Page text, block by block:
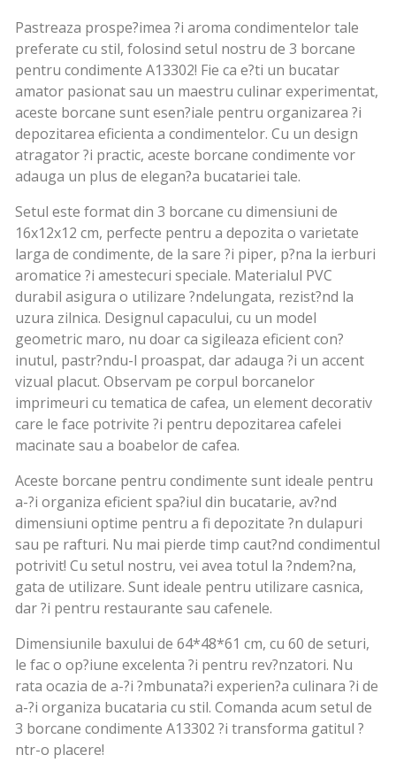
Pastreaza prospe?imea ?i aroma condimentelor tale
preferate cu stil, folosind setul nostru de 3 borcane
pentru condimente A13302! Fie ca e?ti un bucatar
amator pasionat sau un maestru culinar experimentat,
aceste borcane sunt esen?iale pentru organizarea ?i
depozitarea eficienta a condimentelor. Cu un design
atragator ?i practic, aceste borcane condimente vor
adauga un plus de elegan?a bucatariei tale.
Setul este format din 3 borcane cu dimensiuni de
16x12x12 cm, perfecte pentru a depozita o varietate
larga de condimente, de la sare ?i piper, p?na la ierburi
aromatice ?i amestecuri speciale. Materialul PVC
durabil asigura o utilizare ?ndelungata, rezist?nd la
uzura zilnica. Designul capacului, cu un model
geometric maro, nu doar ca sigileaza eficient con?
inutul, pastr?ndu-l proaspat, dar adauga ?i un accent
vizual placut. Observam pe corpul borcanelor
imprimeuri cu tematica de cafea, un element decorativ
care le face potrivite ?i pentru depozitarea cafelei
macinate sau a boabelor de cafea.
Aceste borcane pentru condimente sunt ideale pentru
a-?i organiza eficient spa?iul din bucatarie, av?nd
dimensiuni optime pentru a fi depozitate ?n dulapuri
sau pe rafturi. Nu mai pierde timp caut?nd condimentul
potrivit! Cu setul nostru, vei avea totul la ?ndem?na,
gata de utilizare. Sunt ideale pentru utilizare casnica,
dar ?i pentru restaurante sau cafenele.
Dimensiunile baxului de 64*48*61 cm, cu 60 de seturi,
le fac o op?iune excelenta ?i pentru rev?nzatori. Nu
rata ocazia de a-?i ?mbunata?i experien?a culinara ?i de
a-?i organiza bucataria cu stil. Comanda acum setul de
3 borcane condimente A13302 ?i transforma gatitul ?
ntr-o placere!